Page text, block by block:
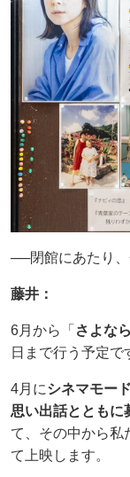
──閉館にあたり
藤井：
6月から「 さよな
日まで行う予定で
4月にシネマモー
思い出話とともに
て、その中から私
て上映します。